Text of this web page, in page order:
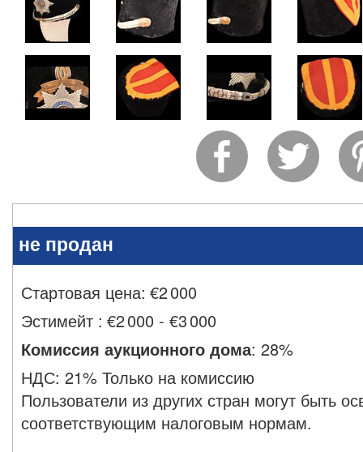
не продан
Стартовая цена: €2 000
Эстимейт : €2 000 - €3 000
Комиссия аукционного дома: 28%
НДС: 21% Только на комиссию
Пользователи из других стран могут быть
соответствующим налоговым нормам.